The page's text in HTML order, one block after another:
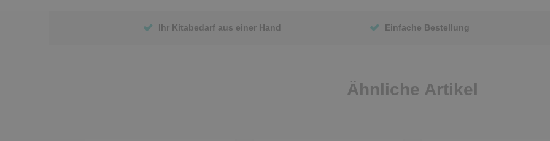
Ihr Kitabedarf aus einer Hand Einfache Bestellung
Ähnliche Artikel